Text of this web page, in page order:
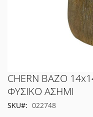
Μετάβαση
στην
αρχή
της
CHERN ΒΑΖΟ
ΦΥΣΙΚΟ ΑΣΗΜΙ
SKU
022748